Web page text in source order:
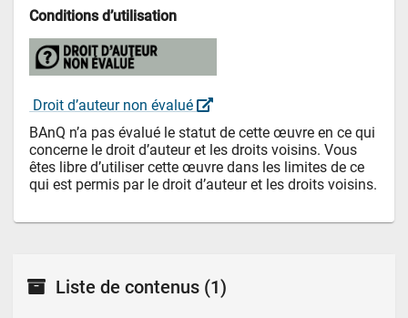
Conditions d’utilisation
Droit d’auteur non évalué
BAnQ n’a pas évalué le statut de cette œuvre en ce qui
concerne le droit d’auteur et les droits voisins. Vous
êtes libre d’utiliser cette œuvre dans les limites de ce
qui est permis par le droit d’auteur et les droits voisins.
Liste de contenus (1)